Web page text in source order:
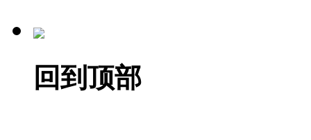
回到顶部